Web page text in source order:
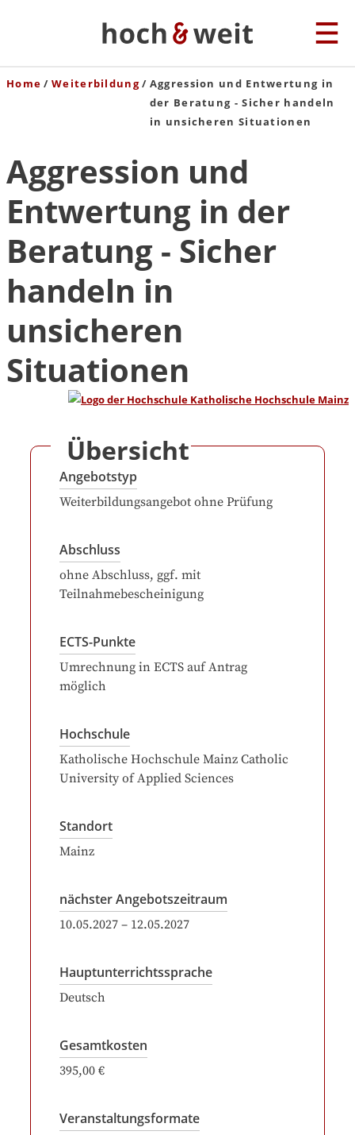
Home Weiterbildung
Aggression und Entwertung in
der Beratung - Sicher handeln
in unsicheren Situationen
Aggression und
Entwertung in der
Beratung - Sicher
handeln in
unsicheren
Situationen
Übersicht
Angebotstyp
Weiterbildungsangebot ohne Prüfung
Abschluss
ohne Abschluss, ggf. mit
Teilnahmebescheinigung
ECTS-Punkte
Umrechnung in ECTS auf Antrag
möglich
Hochschule
Katholische Hochschule Mainz Catholic
University of Applied Sciences
Standort
Mainz
nächster Angebotszeitraum
10.05.2027 – 12.05.2027
Hauptunterrichtssprache
Deutsch
Gesamtkosten
395,00 €
Veranstaltungsformate